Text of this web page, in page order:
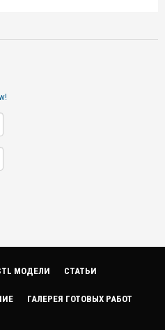
МОДЕЛИ СТАТЬИ
ГАЛЕРЕЯ ГОТОВЫХ РАБОТ